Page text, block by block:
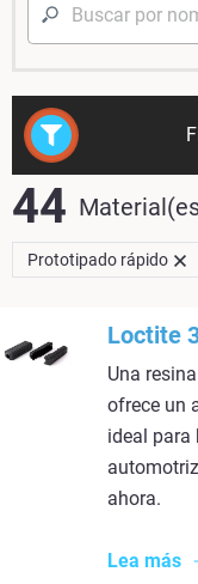
44
Prototipado rápido
Loctite
Una
ofrece un
ideal para
ahora.
Lea más